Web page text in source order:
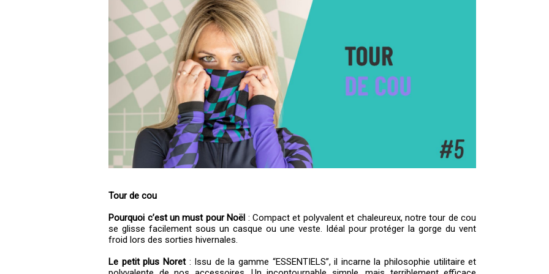
Tour de cou
Pourquoi c’est un must pour Noël : Compact et polyvalent et chaleureux, notre tour de cou
se glisse facilement sous un casque ou une veste. Idéal pour protéger la gorge du vent
froid lors des sorties hivernales.
Le petit plus Noret: Issu de la gamme “ESSENTIELS”, il incarne la philosophie utilitaire et